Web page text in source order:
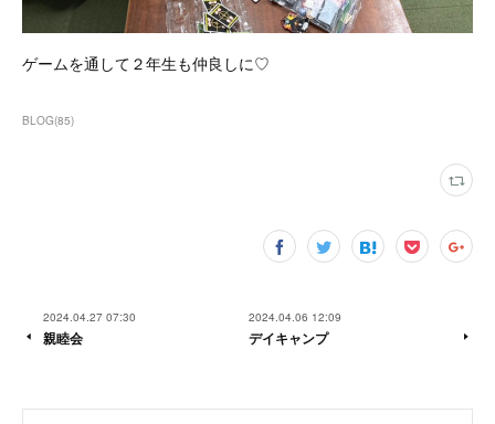
ゲームを通して２年生も仲良しに♡
BLOG(85)
2024.04.27 07:30
親睦会
2024.04.06 12:09
デイキャンプ